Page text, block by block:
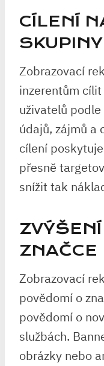
CÍLENÍ
Zobrazovací
inzerentům
uživatelů
údajů, zájmů a
cílení
přesně
snížit tak
ZNAČCE
Zobrazovací
povědomí o
povědomí o
službách.
obrázky nebo